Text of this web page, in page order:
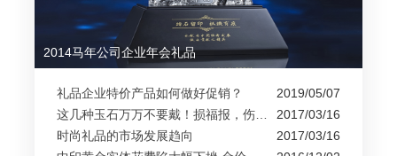
2014马年公司企业年会礼品
2019/05/07
礼品企业特价产品如何做好促销？
2017/03/16
这几种玉石万万不要戴！损福报，伤身材...
2017/03/16
时尚礼品的市场发展趋向